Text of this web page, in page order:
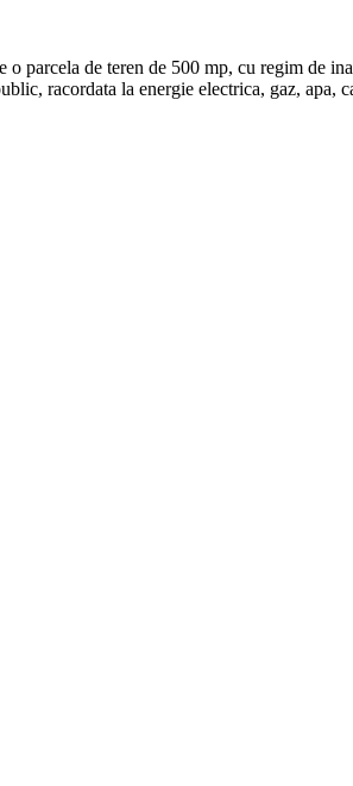
parcela de teren de 500 mp, cu regim de
racordata la energie electrica, gaz,